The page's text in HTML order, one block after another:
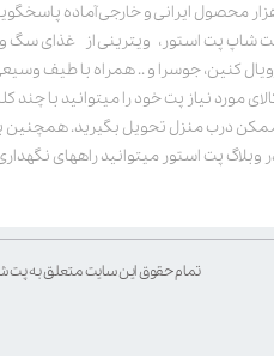
محصول ایرانی و خارجی آماده
شاپ پت استور، ویترینی از غذای سگ و
کنین، جوسرا و .. همراه با طیف
مورد نیاز پت خود را میتوانید با
درب منزل تحویل بگیرید. همچنین
وبلاگ پت استور میتوانید راههای
تمام حقوق این سایت متعلق به پت